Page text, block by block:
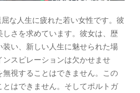
な人生に疲れた若い女性です。彼
さを求めています。彼女は、歴
装い、新しい人生に魅せられた場
ンスピレーションは欠かせませ
無視することはできません。この
はできません。そしてポルトガ